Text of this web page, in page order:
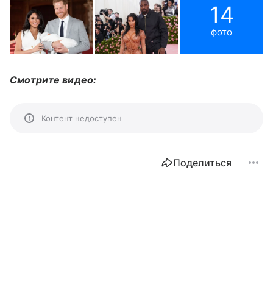
14
фото
Смотрите видео:
Контент недоступен
Поделиться